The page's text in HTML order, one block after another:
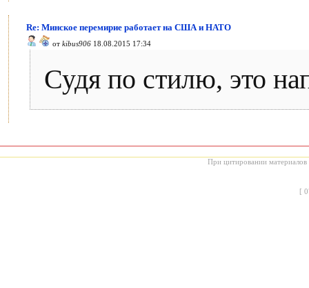
Re: Минское перемирие работает на США и НАТО
от kibus906 18.08.2015 17:34
Судя по стилю, это
При цитировании материалов
[